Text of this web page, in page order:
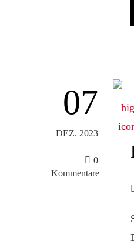
07
DEZ. 2023
0
Kommentare